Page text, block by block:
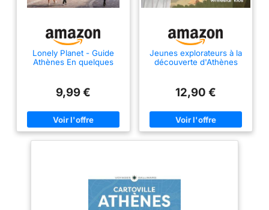
Lonely Planet - Guide
Athènes En quelques
tendances, cartes et
promenades à pied
9,99 €
Jeunes explorateurs à la
découverte d'Athènes
12,90 €